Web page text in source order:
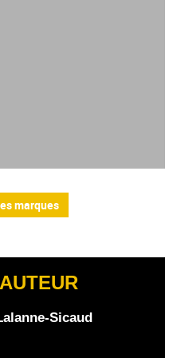
marques
Sicaud